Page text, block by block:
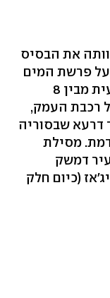
את הבסיס
פרשת המים
בין הים לירדן. התחנה הייתה הרביעית מבין 8
רכבת העמק,
דרעא שבסוריה
הקודמת. מסילת
דמשק
(כיום חלק